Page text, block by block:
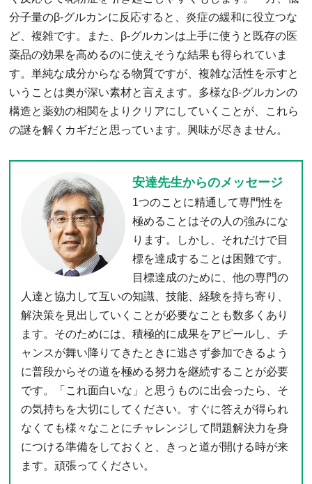
分子量のβ-グルカンに反応すると、炎症の緩和に役立つな
ど、複雑です。また、β-グルカンは上手に使うと既存の医
薬品の効果を高めるのに使えそうな結果も得られていま
す。単純な成分からなる物質ですが、複雑な活性を示すと
いうことは奥が深い素材と言えます。多様なβ-グルカンの
構造と薬効の相関をよりクリアにしていくことが、これら
の謎を解くカギだと思っています。興味が尽きません。
安達先生からのメッセージ
1つのことに精通して専門性を
極めることはその人の強みにな
ります。しかし、それだけで目
標を達成することは困難です。
目標達成のために、他の専門の
人達と協力して互いの知識、技能、経験を持ち寄り、
解決策を見出していくことが必要なことも数多くあり
ます。そのためには、積極的に成果をアピールし、チ
ャンスが舞い降りてきたときに逃さず参加できるよう
に普段からその道を極める努力を継続することが必要
です。「これ面白いな」と思うものに出会ったら、そ
の気持ちを大切にしてください。すぐに答えが得られ
なくても様々なことにチャレンジして問題解決力を身
につける準備をしておくと、きっと道が開ける時が来
ます。頑張ってください。